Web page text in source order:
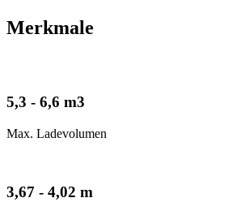
Merkmale
5,3 - 6,6 m3
Max. Ladevolumen
3,67 - 4,02 m